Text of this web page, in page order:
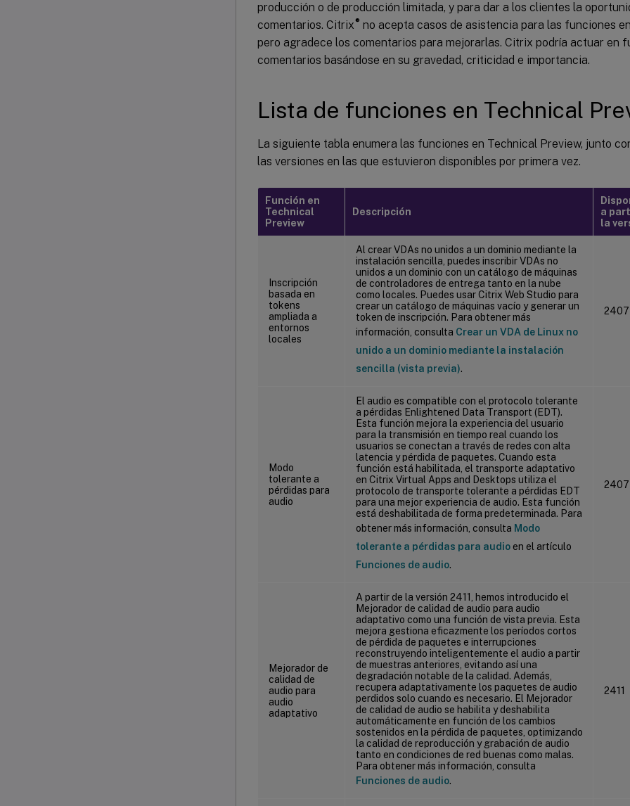
producción o de producción limitada, y para dar a los clientes la
comentarios. Citrix® no acepta casos de asistencia para las funciones
pero agradece los comentarios para mejorarlas. Citrix podría actuar en
comentarios basándose en su gravedad, criticidad e importancia.
Lista de funciones en Technical
La siguiente tabla enumera las funciones en Technical Preview, junto
las versiones en las que estuvieron disponibles por primera vez.
Función en
Technical
Preview
Descripción
a
la
Inscripción
basada en
tokens
ampliada a
entornos
locales
Al crear VDAs no unidos a un dominio mediante la
instalación sencilla, puedes inscribir VDAs no
unidos a un dominio con un catálogo de máquinas
de controladores de entrega tanto en la nube
como locales. Puedes usar Citrix Web Studio para
crear un catálogo de máquinas vacío y generar un
token de inscripción. Para obtener más
información, consulta Crear un VDA de Linux no
unido a un dominio mediante la instalación
sencilla (vista previa).
2407
Modo
tolerante a
pérdidas para
audio
El audio es compatible con el protocolo tolerante
a pérdidas Enlightened Data Transport (EDT).
Esta función mejora la experiencia del usuario
para la transmisión en tiempo real cuando los
usuarios se conectan a través de redes con alta
latencia y pérdida de paquetes. Cuando esta
función está habilitada, el transporte adaptativo
en Citrix Virtual Apps and Desktops utiliza el
protocolo de transporte tolerante a pérdidas EDT
para una mejor experiencia de audio. Esta función
está deshabilitada de forma predeterminada. Para
obtener más información, consulta Modo
tolerante a pérdidas para audioen el artículo
Funciones de audio.
2407
Mejorador de
calidad de
audio para
audio
adaptativo
A partir de la versión 2411, hemos introducido el
Mejorador de calidad de audio para audio
adaptativo como una función de vista previa. Esta
mejora gestiona eficazmente los períodos cortos
de pérdida de paquetes e interrupciones
reconstruyendo inteligentemente el audio a partir
de muestras anteriores, evitando así una
degradación notable de la calidad. Además,
recupera adaptativamente los paquetes de audio
perdidos solo cuando es necesario. El Mejorador
de calidad de audio se habilita y deshabilita
automáticamente en función de los cambios
sostenidos en la pérdida de paquetes, optimizando
la calidad de reproducción y grabación de audio
tanto en condiciones de red buenas como malas.
Para obtener más información, consulta
Funciones de audio.
2411